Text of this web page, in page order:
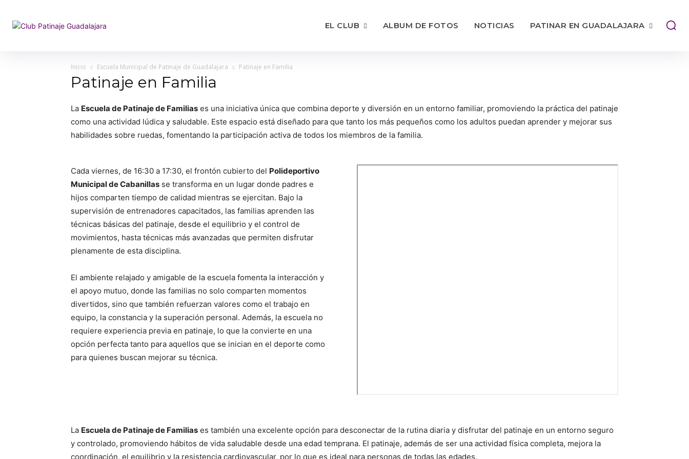
EL CLUB ALBUM DE FOTOS NOTICIAS PATINAR EN GUADALAJARA
Inicio Escuela Municipal de Patinaje de Guadalajara Patinaje en Familia
Patinaje en Familia
La Escuela de Patinaje de Familias es una iniciativa única que combina deporte y diversión en un entorno familiar, promoviendo la práctica del patinaje
como una actividad lúdica y saludable. Este espacio está diseñado para que tanto los más pequeños como los adultos puedan aprender y mejorar sus
habilidades sobre ruedas, fomentando la participación activa de todos los miembros de la familia.
Cada viernes, de 16:30 a 17:30, el frontón cubierto del Polideportivo
Municipal de Cabanillas se transforma en un lugar donde padres e
hijos comparten tiempo de calidad mientras se ejercitan. Bajo la
supervisión de entrenadores capacitados, las familias aprenden las
técnicas básicas del patinaje, desde el equilibrio y el control de
movimientos, hasta técnicas más avanzadas que permiten disfrutar
plenamente de esta disciplina.
El ambiente relajado y amigable de la escuela fomenta la interacción y
el apoyo mutuo, donde las familias no solo comparten momentos
divertidos, sino que también refuerzan valores como el trabajo en
equipo, la constancia y la superación personal. Además, la escuela no
requiere experiencia previa en patinaje, lo que la convierte en una
opción perfecta tanto para aquellos que se inician en el deporte como
para quienes buscan mejorar su técnica.
La Escuela de Patinaje de Familias es también una excelente opción para desconectar de la rutina diaria y disfrutar del patinaje en un entorno seguro
y controlado, promoviendo hábitos de vida saludable desde una edad temprana. El patinaje, además de ser una actividad física completa, mejora la
coordinación, el equilibrio y la resistencia cardiovascular, por lo que es ideal para personas de todas las edades.